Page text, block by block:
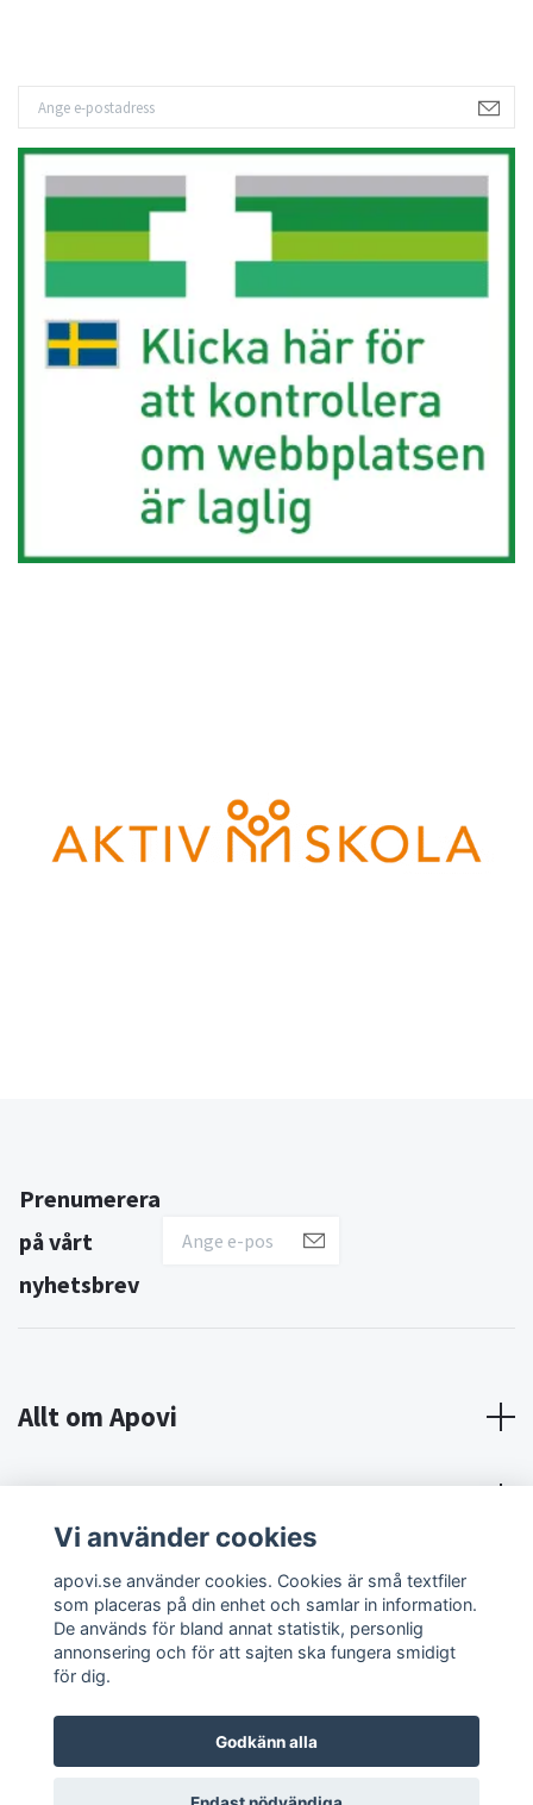
Prenumerera
på vårt
nyhetsbrev
Allt om Apovi
Om Apovi
Sociala medier
© 2026 Apovi
Vi använder cookies
apovi.se använder cookies. Cookies är små textfiler
som placeras på din enhet och samlar in information.
De används för bland annat statistik, personlig
annonsering och för att sajten ska fungera smidigt
för dig.
Godkänn alla